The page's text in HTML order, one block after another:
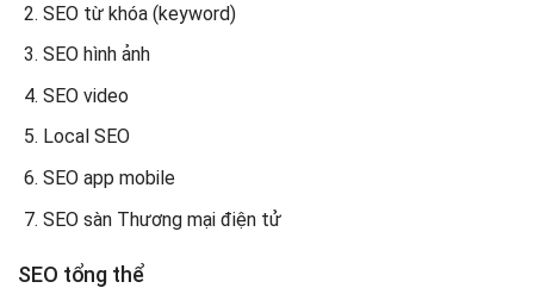
SEO từ khóa (keyword)
SEO hình ảnh
SEO video
Local SEO
SEO app mobile
SEO sàn Thương mại điện tử
SEO tổng thể